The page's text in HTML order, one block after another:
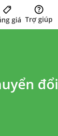
giá Trợ giúp
đổi